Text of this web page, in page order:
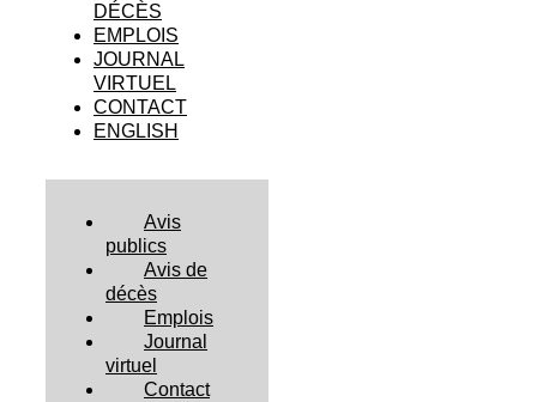
DÉCÈS
EMPLOIS
JOURNAL
VIRTUEL
CONTACT
ENGLISH
Avis
publics
Avis de
décès
Emplois
Journal
virtuel
Contact